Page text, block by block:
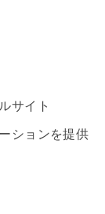
サイト
ションを提供